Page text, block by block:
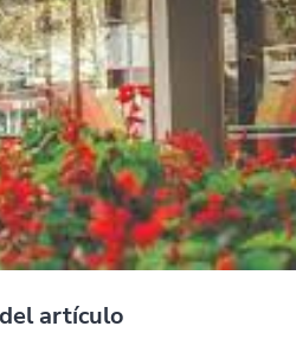
artículo